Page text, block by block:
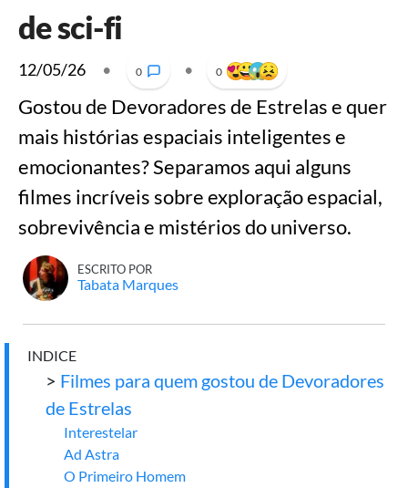
de sci-fi
12/05/26 • 0 • 0
Gostou de Devoradores de Estrelas e quer
mais histórias espaciais inteligentes e
emocionantes? Separamos aqui alguns
filmes incríveis sobre exploração espacial,
sobrevivência e mistérios do universo.
ESCRITO POR
Tabata Marques
INDICE
> Filmes para quem gostou de Devoradores
de Estrelas
Interestelar
Ad Astra
O Primeiro Homem